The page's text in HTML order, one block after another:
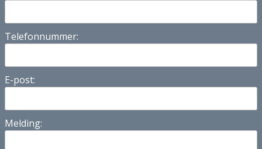
Telefonnummer:
E-post:
Melding: